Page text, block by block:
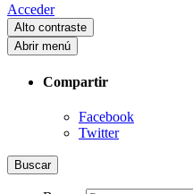
Acceder
Alto contraste
Abrir menú
Compartir
Facebook
Twitter
Buscar